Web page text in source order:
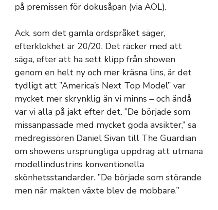
på premissen för dokusåpan (via AOL).
Ack, som det gamla ordspråket säger,
efterklokhet är 20/20. Det räcker med att
säga, efter att ha sett klipp från showen
genom en helt ny och mer kräsna lins, är det
tydligt att ”America’s Next Top Model” var
mycket mer skrynklig än vi minns – och ändå
var vi alla på jakt efter det. ”De började som
missanpassade med mycket goda avsikter,” sa
medregissören Daniel Sivan till The Guardian
om showens ursprungliga uppdrag att utmana
modellindustrins konventionella
skönhetsstandarder. ”De började som störande
men när makten växte blev de mobbare.”